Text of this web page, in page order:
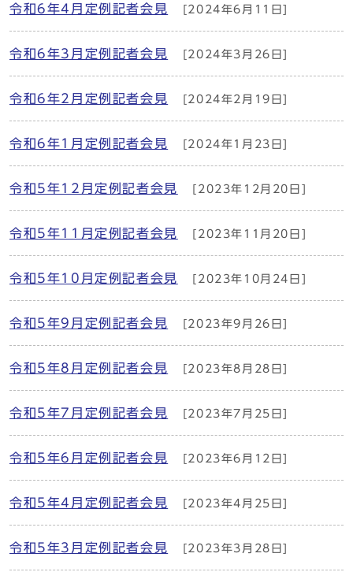
令和6年4月定例記者会見 [2024年6月11日]
令和6年3月定例記者会見 [2024年3月26日]
令和6年2月定例記者会見 [2024年2月19日]
令和6年1月定例記者会見 [2024年1月23日]
令和5年12月定例記者会見 [2023年12月20日]
令和5年11月定例記者会見 [2023年11月20日]
令和5年10月定例記者会見 [2023年10月24日]
令和5年9月定例記者会見 [2023年9月26日]
令和5年8月定例記者会見 [2023年8月28日]
令和5年7月定例記者会見 [2023年7月25日]
令和5年6月定例記者会見 [2023年6月12日]
令和5年4月定例記者会見 [2023年4月25日]
令和5年3月定例記者会見 [2023年3月28日]